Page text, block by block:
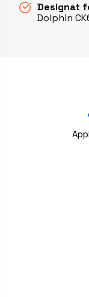
Designat
Dolphin